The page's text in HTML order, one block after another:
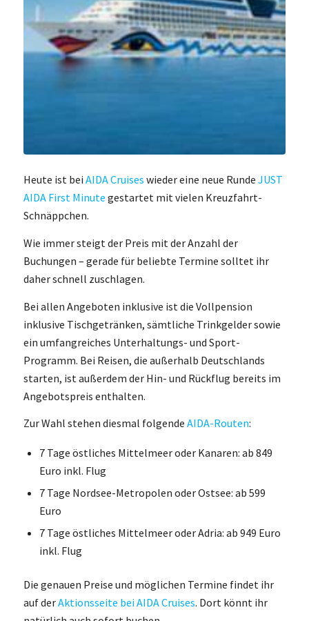
Heute ist bei AIDA Cruises wieder eine neue Runde JUST
AIDA First Minute gestartet mit vielen Kreuzfahrt-
Schnäppchen.
Wie immer steigt der Preis mit der Anzahl der
Buchungen – gerade für beliebte Termine solltet ihr
daher schnell zuschlagen.
Bei allen Angeboten inklusive ist die Vollpension
inklusive Tischgetränken, sämtliche Trinkgelder sowie
ein umfangreiches Unterhaltungs- und Sport-
Programm. Bei Reisen, die außerhalb Deutschlands
starten, ist außerdem der Hin- und Rückflug bereits im
Angebotspreis enthalten.
Zur Wahl stehen diesmal folgende AIDA-Routen:
7 Tage östliches Mittelmeer oder Kanaren: ab 849
Euro inkl. Flug
7 Tage Nordsee-Metropolen oder Ostsee: ab 599
Euro
7 Tage östliches Mittelmeer oder Adria: ab 949 Euro
inkl. Flug
Die genauen Preise und möglichen Termine findet ihr
auf derAktionsseite bei AIDA Cruises. Dort könnt ihr